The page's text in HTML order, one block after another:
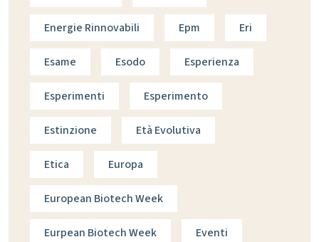
Energie Rinnovabili Epm Eri
Esame Esodo Esperienza
Esperimenti Esperimento
Estinzione Età Evolutiva
Etica Europa
European Biotech Week
Eurpean Biotech Week Eventi